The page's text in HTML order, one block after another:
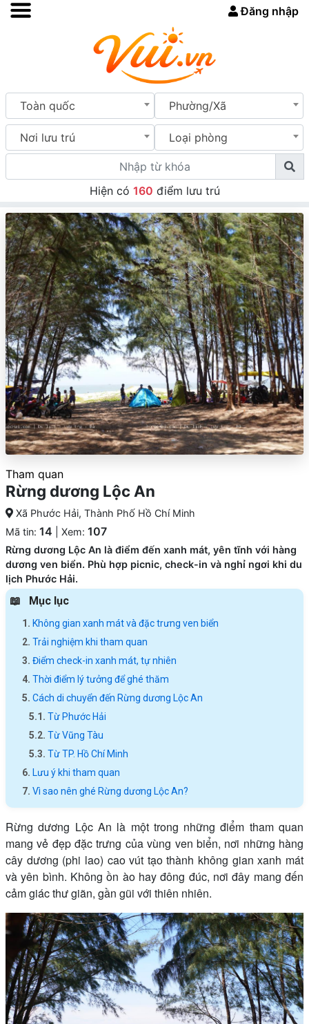
Đăng nhập
Toàn quốc Phường/Xã
Nơi lưu trú Loại phòng
Hiện có 160 điểm lưu trú
Tham quan
Rừng dương Lộc An
Xã Phước Hải, Thành Phố Hồ Chí Minh
Mã tin: 14 | Xem: 107
Rừng dương Lộc An là điểm đến xanh mát, yên tĩnh với hàng
dương ven biển. Phù hợp picnic, check-in và nghỉ ngơi khi du
lịch Phước Hải.
Mục lục
Không gian xanh mát và đặc trưng ven biển
Trải nghiệm khi tham quan
Điểm check-in xanh mát, tự nhiên
Thời điểm lý tưởng để ghé thăm
Cách di chuyển đến Rừng dương Lộc An
Từ Phước Hải
Từ Vũng Tàu
Từ TP. Hồ Chí Minh
Lưu ý khi tham quan
Vì sao nên ghé Rừng dương Lộc An?
Rừng dương Lộc An là một trong những điểm tham quan
mang vẻ đẹp đặc trưng của vùng ven biển, nơi những hàng
cây dương (phi lao) cao vút tạo thành không gian xanh mát
và yên bình. Không ồn ào hay đông đúc, nơi đây mang đến
cảm giác thư giãn, gần gũi với thiên nhiên.